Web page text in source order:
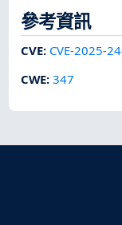
參考資訊
CVE: CVE-2025-
CWE:347